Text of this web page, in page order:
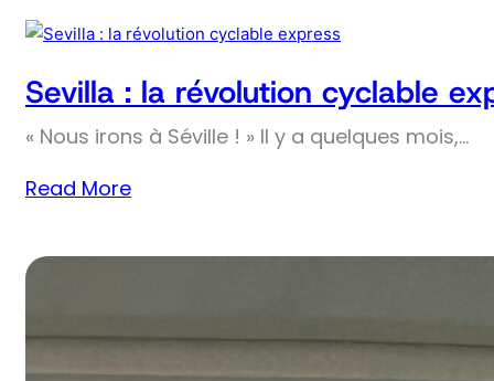
Sevilla : la révolution cyclable
« Nous irons à Séville ! » Il y a quelques mois,…
Read More